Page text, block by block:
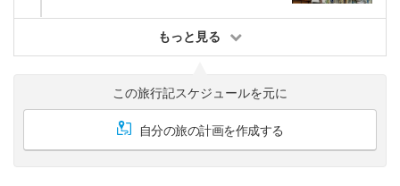
もっと見る
この旅行記スケジュールを元に
自分の旅の計画を作成する